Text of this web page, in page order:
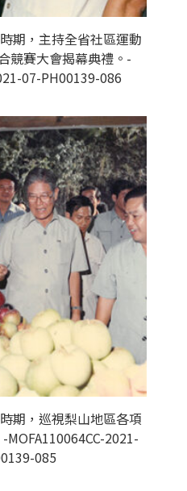
期，主持全省社區運動
競賽大會揭幕典禮。-
07-PH00139-086
期，巡視梨山地區各項
2021-
085